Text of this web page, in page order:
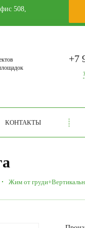
508,
+7
КОНТАКТЫ
Жим от